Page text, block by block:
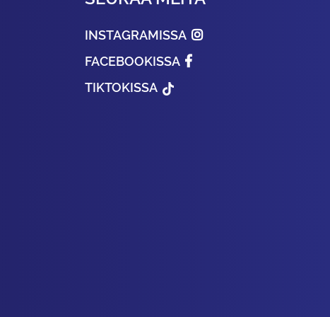
INSTAGRAMISSA
FACEBOOKISSA
TIKTOKISSA